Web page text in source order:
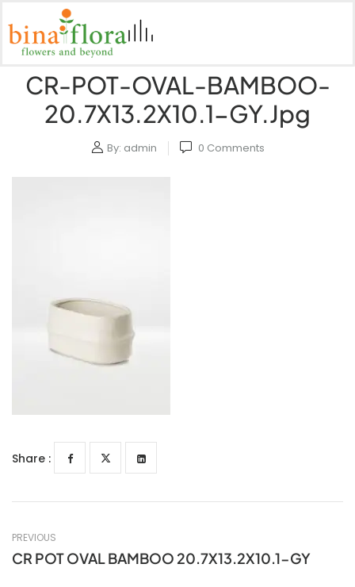
CR-POT-OVAL-BAMBOO-
20.7X13.2X10.1-GY.jpg
By: admin 0 Comments
Share :
PREVIOUS
CR POT OVAL BAMBOO 20.7X13.2X10.1-GY